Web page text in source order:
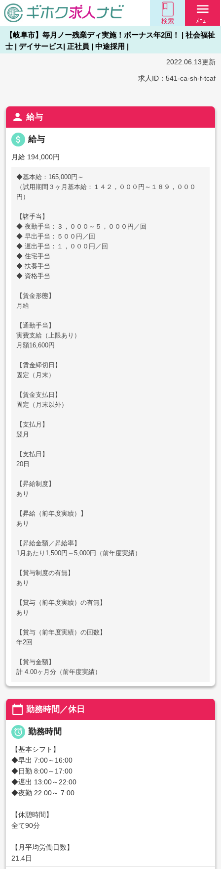
検索
menu
ﾒﾆｭｰ
【岐阜市】毎月ノー残業ディ実施！ボーナス年2回！ | 社会福祉
士 | デイサービス| 正社員 | 中途採用 |
2022.06.13更新
求人ID：541-ca-sh-f-tcaf
person 給与
attach_money 給与
月給 194,000円
◆基本給：165,000円～
（試用期間３ヶ月基本給：１４２，０００円～１８９，０００
円）
【諸手当】
◆ 夜勤手当：３，０００～５，０００円／回
◆ 早出手当：５００円／回
◆ 遅出手当：１，０００円／回
◆ 住宅手当
◆ 扶養手当
◆ 資格手当
【賃金形態】
月給
【通勤手当】
実費支給（上限あり）
月額16,600円
【賃金締切日】
固定（月末）
【賃金支払日】
固定（月末以外）
【支払月】
翌月
【支払日】
20日
【昇給制度】
あり
【昇給（前年度実績）】
あり
【昇給金額／昇給率】
1月あたり1,500円～5,000円（前年度実績）
【賞与制度の有無】
あり
【賞与（前年度実績）の有無】
あり
【賞与（前年度実績）の回数】
年2回
【賞与金額】
計 4.00ヶ月分（前年度実績）
calendar_today 勤務時間／休日
 勤務時間
【基本シフト】
◆早出 7:00～16:00
◆日勤 8:00～17:00
◆遅出 13:00～22:00
◆夜勤 22:00～ 7:00
【休憩時間】
全て90分
【月平均労働日数】
21.4日